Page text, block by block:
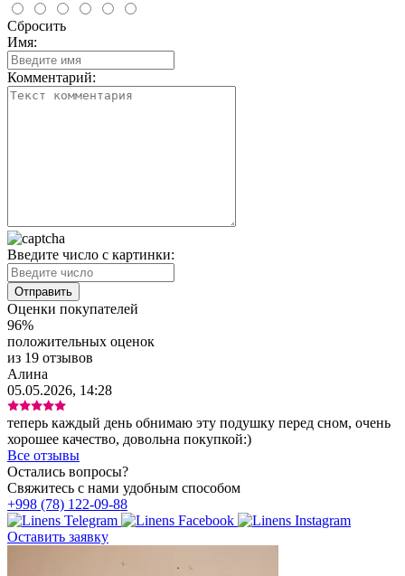
Сбросить
Имя:
Комментарий:
Введите число с картинки:
Оценки покупателей
96%
положительных оценок
из 19 отзывов
Алина
05.05.2026, 14:28
теперь каждый день обнимаю эту подушку перед сном, очень
хорошее качество, довольна покупкой:)
Все отзывы
Остались вопросы?
Свяжитесь с нами удобным способом
+998 (78) 122-09-88
Оставить заявку